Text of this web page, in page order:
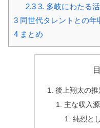
2.33. 多岐にわたる
3 同世代タレントとの年
4 まとめ
後上翔太の推
主な収入
純烈と